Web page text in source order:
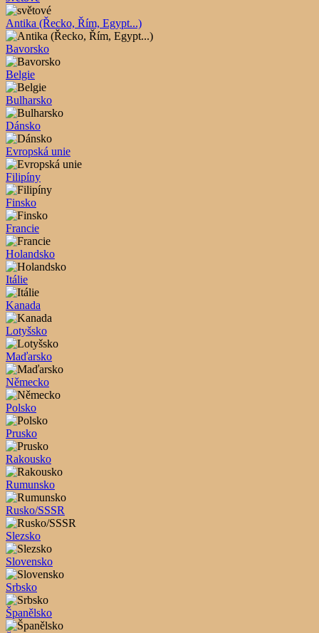
Antika (Řecko, Řím, Egypt...)
Bavorsko
Belgie
Bulharsko
Dánsko
Evropská unie
Filipíny
Finsko
Francie
Holandsko
Itálie
Kanada
Lotyšsko
Maďarsko
Německo
Polsko
Prusko
Rakousko
Rumunsko
Rusko/SSSR
Slezsko
Slovensko
Srbsko
Španělsko